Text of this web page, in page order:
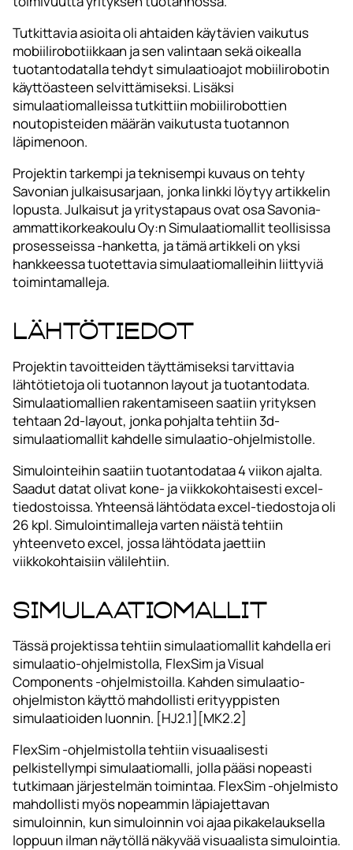
Tutkittavia asioita oli ahtaiden käytävien vaikutus
mobiilirobotiikkaan ja sen valintaan sekä oikealla
tuotantodatalla tehdyt simulaatioajot mobiilirobotin
käyttöasteen selvittämiseksi. Lisäksi
simulaatiomalleissa tutkittiin mobiilirobottien
noutopisteiden määrän vaikutusta tuotannon
läpimenoon.
Projektin tarkempi ja teknisempi kuvaus on tehty
Savonian julkaisusarjaan, jonka linkki löytyy artikkelin
lopusta. Julkaisut ja yritystapaus ovat osa Savonia-
ammattikorkeakoulu Oy:n Simulaatiomallit teollisissa
prosesseissa -hanketta, ja tämä artikkeli on yksi
hankkeessa tuotettavia simulaatiomalleihin liittyviä
toimintamalleja.
Lähtötiedot
Projektin tavoitteiden täyttämiseksi tarvittavia
lähtötietoja oli tuotannon layout ja tuotantodata.
Simulaatiomallien rakentamiseen saatiin yrityksen
tehtaan 2d-layout, jonka pohjalta tehtiin 3d-
simulaatiomallit kahdelle simulaatio-ohjelmistolle.
Simulointeihin saatiin tuotantodataa 4 viikon ajalta.
Saadut datat olivat kone- ja viikkokohtaisesti excel-
tiedostoissa. Yhteensä lähtödata excel-tiedostoja oli
26 kpl. Simulointimalleja varten näistä tehtiin
yhteenveto excel, jossa lähtödata jaettiin
viikkokohtaisiin välilehtiin.
Simulaatiomallit
Tässä projektissa tehtiin simulaatiomallit kahdella eri
simulaatio-ohjelmistolla, FlexSim ja Visual
Components -ohjelmistoilla. Kahden simulaatio-
ohjelmiston käyttö mahdollisti erityyppisten
simulaatioiden luonnin. [HJ2.1][MK2.2]
FlexSim -ohjelmistolla tehtiin visuaalisesti
pelkistellympi simulaatiomalli, jolla pääsi nopeasti
tutkimaan järjestelmän toimintaa. FlexSim -ohjelmisto
mahdollisti myös nopeammin läpiajettavan
simuloinnin, kun simuloinnin voi ajaa pikakelauksella
loppuun ilman näytöllä näkyvää visuaalista simulointia.